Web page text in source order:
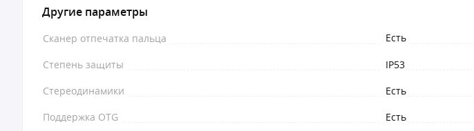
Другие параметры
Сканер отпечатка пальца Есть
Степень защиты
IP53
Стереодинамики
Есть
Поддержка OTG
Есть